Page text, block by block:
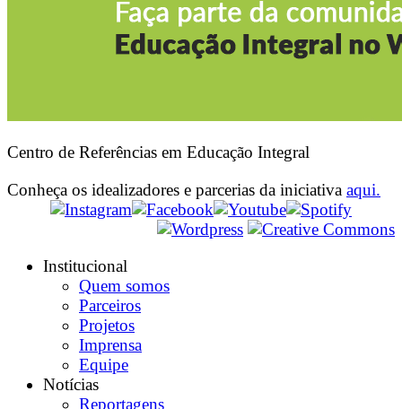
Centro de Referências em Educação Integral
Conheça os idealizadores e parcerias da iniciativa aqui.
Institucional
Quem somos
Parceiros
Projetos
Imprensa
Equipe
Notícias
Reportagens